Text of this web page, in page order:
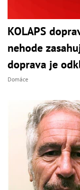
KOLAPS
nehode
doprava je
Domáce